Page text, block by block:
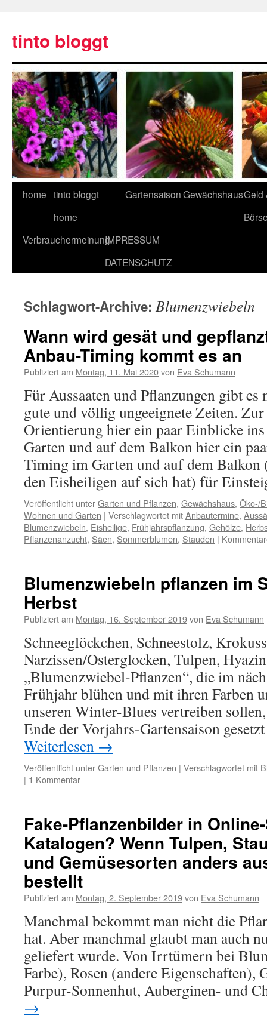
tinto bloggt
home tinto bloggt
home
GartensaisonGewächshausGeld
VerbrauchermeinungIMPRESSUM
DATENSCHUTZ
Schlagwort-Archive: Blumenzwiebeln
Wann wird gesät und
Anbau-Timing kommt es an
Publiziert am Montag, 11. Mai 2020von Eva Schumann
Für Aussaaten und Pflanzungen gibt es
gute und völlig ungeeignete Zeiten.
Orientierung hier ein paar Einblicke
Garten und auf dem Balkon hier ein
Timing im Garten und auf dem Balkon
den Eisheiligen auf sich hat) für
Veröffentlicht unterGarten und Pflanzen, Gewächshaus, Öko-/
Wohnen und Garten | Verschlagwortet mitAnbautermine,
Blumenzwiebeln, Eisheilige, Frühjahrspflanzung, Gehölze,
Pflanzenanzucht, Säen, Sommerblumen, Stauden |
Blumenzwiebeln pflanzen im
Herbst
Publiziert am Montag, 16. September 2019von Eva Schumann
Schneeglöckchen, Schneestolz,
Narzissen/Osterglocken, Tulpen,
„Blumenzwiebel-Pflanzen“, die im
Frühjahr blühen und mit ihren Farben
unseren Winter-Blues vertreiben
Ende der Vorjahrs-Gartensaison
Weiterlesen →
Veröffentlicht unterGarten und Pflanzen | Verschlagwortet mit
| 1 Kommentar
Fake-Pflanzenbilder in
Katalogen? Wenn Tulpen,
und Gemüsesorten anders
bestellt
Publiziert am Montag, 2. September 2019von Eva Schumann
Manchmal bekommt man nicht die
hat. Aber manchmal glaubt man auch
geliefert wurde. Von Irrtümern bei
Farbe), Rosen (andere Eigenschaften),
Purpur-Sonnenhut, Auberginen- und
→